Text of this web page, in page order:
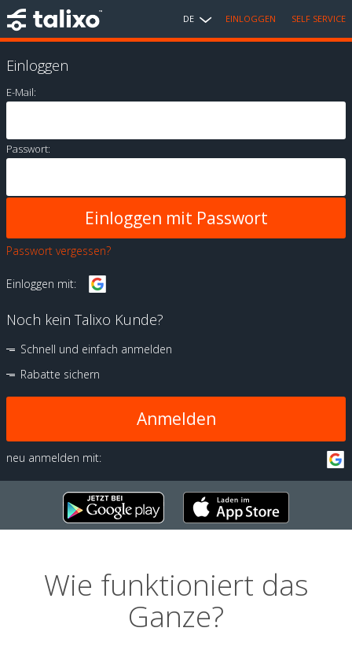
DE EINLOGGEN SELF SERVICE
Einloggen
E-Mail:
Passwort:
Passwort vergessen?
Einloggen mit:
Noch kein Talixo Kunde?
Schnell und einfach anmelden
Rabatte sichern
Anmelden
neu anmelden mit:
Wie funktioniert das
Ganze?